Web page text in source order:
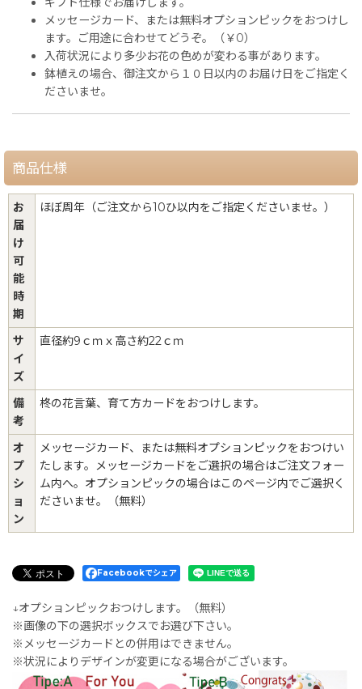
メッセージカード、または無料オプションピックをおつけし
ます。ご用途に合わせてどうぞ。（￥0）
入荷状況により多少お花の色めが変わる事があります。
鉢植えの場合、御注文から１０日以内のお届け日をご指定く
ださいませ。
商品仕様
お
届
け
可
能
時
期
ほぼ周年（ご注文から10ひ以内をご指定くださいませ。）
サ
イ
ズ
直径約9ｃｍｘ高さ約22ｃｍ
備
考
柊の花言葉、育て方カードをおつけします。
オ
プ
シ
ョ
ン
メッセージカード、または無料オプションピックをおつけい
たします。メッセージカードをご選択の場合はご注文フォー
ム内へ。オプションピックの場合はこのページ内でご選択く
ださいませ。（無料）
Facebookでシェア
↓オプションピックおつけします。（無料）
※画像の下の選択ボックスでお選び下さい。
※メッセージカードとの併用はできません。
※状況によりデザインが変更になる場合がございます。